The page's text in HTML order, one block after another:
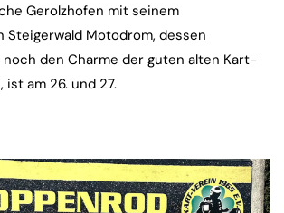
Gerolzhofen mit seinem
Motodrom, dessen
den Charme der guten alten Kart-
am 26. und 27.